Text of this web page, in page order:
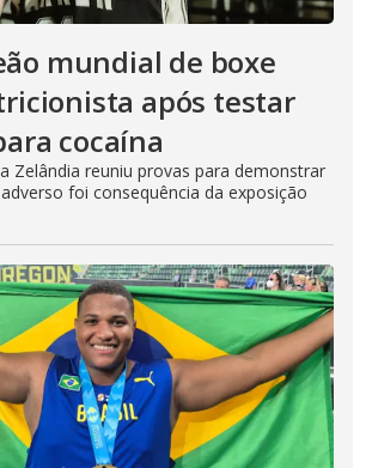
mundial de boxe
após testar
cocaína
Zelândia reuniu provas para demonstrar
foi consequência da exposição